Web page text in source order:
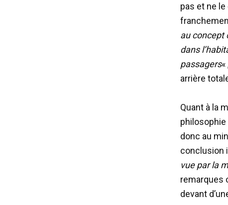
pas et ne le
au concept
dans
passagers
arrière
Quant à la
philosophie
donc au
conclusion
vue par la
remarques
devant